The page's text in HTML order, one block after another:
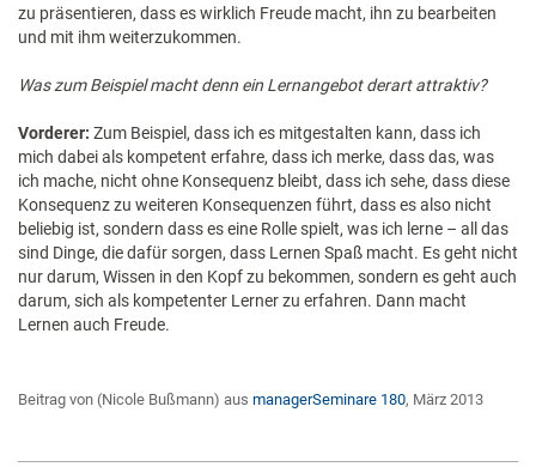
zu präsentieren, dass es wirklich Freude macht, ihn zu bearbeiten
und mit ihm weiterzukommen.
Was zum Beispiel macht denn ein Lernangebot derart attraktiv?
Vorderer: Zum Beispiel, dass ich es mitgestalten kann, dass ich
mich dabei als kompetent erfahre, dass ich merke, dass das, was
ich mache, nicht ohne Konsequenz bleibt, dass ich sehe, dass diese
Konsequenz zu weiteren Konsequenzen führt, dass es also nicht
beliebig ist, sondern dass es eine Rolle spielt, was ich lerne – all das
sind Dinge, die dafür sorgen, dass Lernen Spaß macht. Es geht nicht
nur darum, Wissen in den Kopf zu bekommen, sondern es geht auch
darum, sich als kompetenter Lerner zu erfahren. Dann macht
Lernen auch Freude.
Beitrag von (Nicole Bußmann) aus managerSeminare 180, März 2013